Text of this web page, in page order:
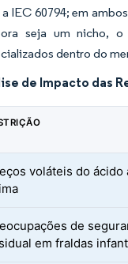
IEC 60794; em
seja um nicho, o
dentro do
de Impacto das
voláteis do
de
em fraldas